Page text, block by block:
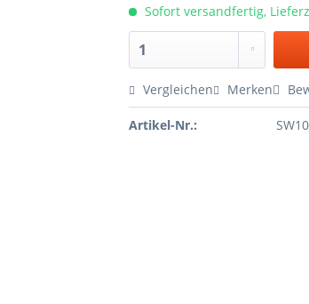
Sofort versandfertig,
Vergleichen Merken
Artikel-Nr.: